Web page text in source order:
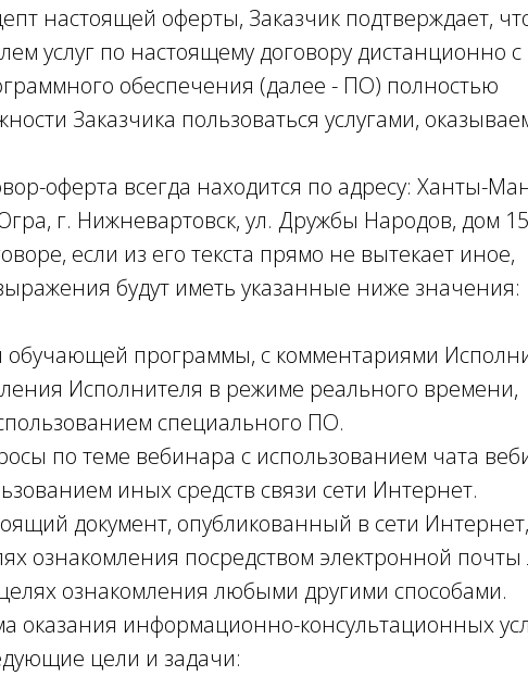
настоящей оферты, Заказчик подтверждает,
услуг по настоящему договору дистанционно с
обеспечения (далее - ПО) полностью
Заказчика пользоваться услугами,
оферта всегда находится по адресу: Ханты-
г. Нижневартовск, ул. Дружбы Народов, дом
если из его текста прямо не вытекает иное,
будут иметь указанные ниже значения:
обучающей программы, с комментариями
Исполнителя в режиме реального времени,
специального ПО.
по теме вебинара с использованием чата
иных средств связи сети Интернет.
документ, опубликованный в сети
ознакомления посредством электронной почты
ознакомления любыми другими способами.
оказания информационно-консультационных
цели и задачи: